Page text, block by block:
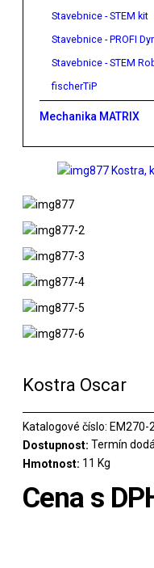
Stavebnice - STEM kit
Stavebnice - PROFI
Stavebnice - STEM
fischerTiP
Mechanika MATRIX
Kostra Oscar
Katalogové číslo: EM270-
Dostupnost: Termín
Hmotnost: 11 Kg
Cena s